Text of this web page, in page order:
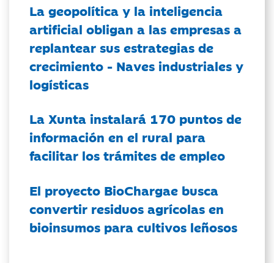
La geopolítica y la inteligencia
artificial obligan a las empresas a
replantear sus estrategias de
crecimiento - Naves industriales y
logísticas
La Xunta instalará 170 puntos de
información en el rural para
facilitar los trámites de empleo
El proyecto BioChargae busca
convertir residuos agrícolas en
bioinsumos para cultivos leñosos